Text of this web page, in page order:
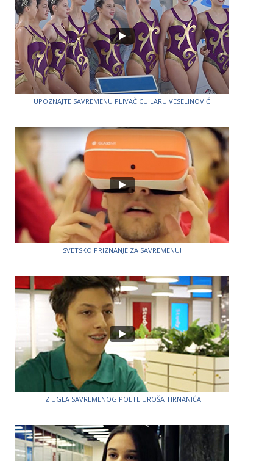
UPOZNAJTE SAVREMENU PLIVAČICU LARU VESELINOVIĆ
SVETSKO PRIZNANJE ZA SAVREMENU!
IZ UGLA SAVREMENOG POETE UROŠA TIRNANIĆA